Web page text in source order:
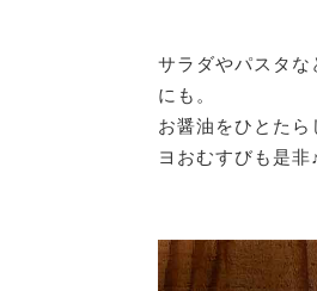
サラダやパスタ
にも。
お醤油をひとた
ヨおむすびも是非♪